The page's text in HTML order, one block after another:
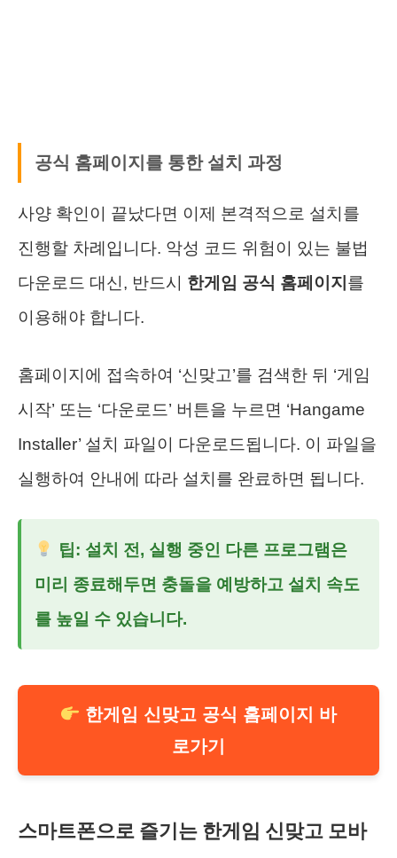
공식 홈페이지를 통한 설치 과정
사양 확인이 끝났다면 이제 본격적으로 설치를
진행할 차례입니다. 악성 코드 위험이 있는 불법
다운로드 대신, 반드시 한게임 공식 홈페이지 를
이용해야 합니다.
홈페이지에 접속하여 ‘신맞고’를 검색한 뒤 ‘게임
시작’ 또는 ‘다운로드’ 버튼을 누르면 ‘Hangame
Installer’ 설치 파일이 다운로드됩니다. 이 파일을
실행하여 안내에 따라 설치를 완료하면 됩니다.
팁: 설치 전, 실행 중인 다른 프로그램은
미리 종료해두면 충돌을 예방하고 설치 속도
를 높일 수 있습니다.
한게임 신맞고 공식 홈페이지 바
로가기
스마트폰으로 즐기는 한게임 신맞고 모바